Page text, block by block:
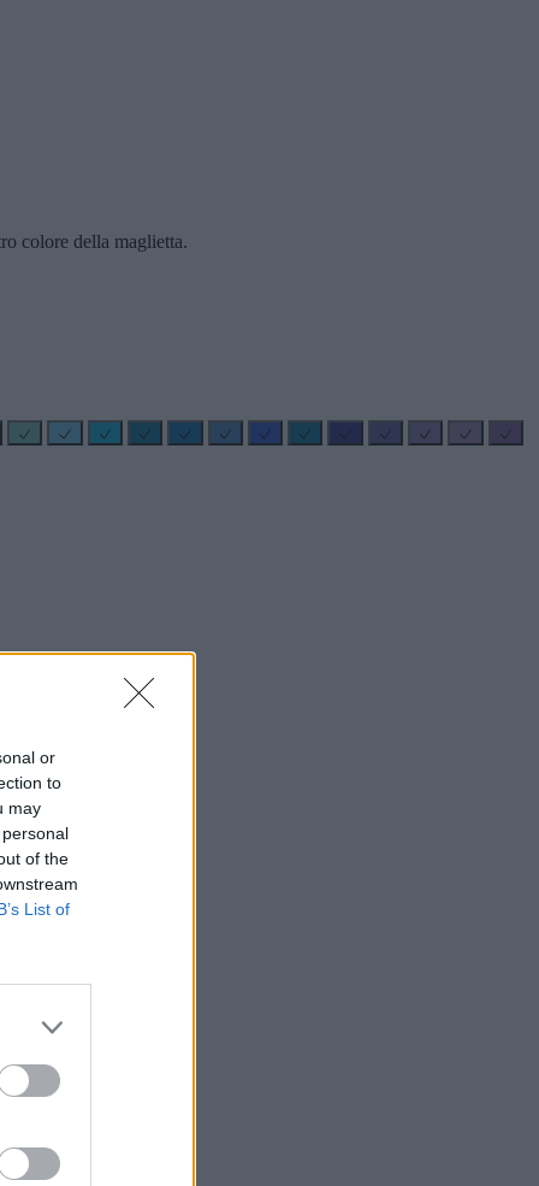
or
to
may
of the
List of
colore della maglietta.